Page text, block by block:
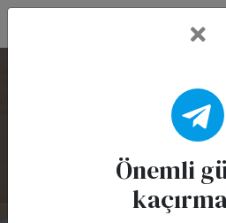
National
Önemli